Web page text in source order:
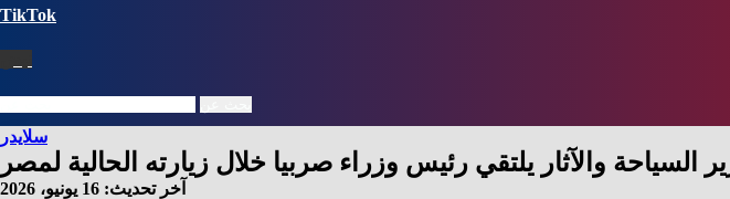
‫TikTok
سلايدر
السياحة والآثار يلتقي رئيس وزراء صربيا خلال زيارته الحالية لمصر
آخر تحديث: 16 يونيو، 2026